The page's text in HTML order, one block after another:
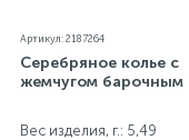
Артикул: 2187264
Серебряное колье с
жемчугом барочным
Вес изделия, г.: 5,49